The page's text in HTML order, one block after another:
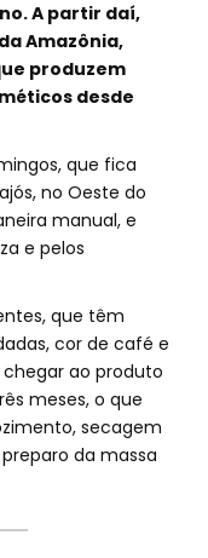
A partir daí,
Amazônia,
produzem
desde
que fica
no Oeste do
manual, e
e pelos
que têm
cor de café e
ao produto
meses, o que
secagem
da massa